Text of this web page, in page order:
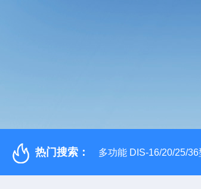
热门搜索： 多功能 DIS-16/20/25/